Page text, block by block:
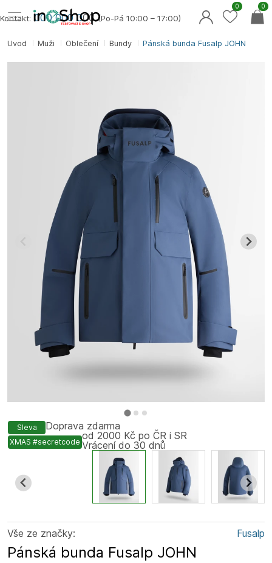
Úvod Muži Oblečení Bundy Pánská bunda Fusalp JOHN
Sleva
XMAS #secretcode
Vše ze značky: Fusalp
Pánská bunda Fusalp JOHN
Doprava zdarma
od 2000 Kč po ČR i SR
Vrácení do 30 dnů
Kontakt: 000 000 000(Po-Pá 10:00 – 17:00)
0
0